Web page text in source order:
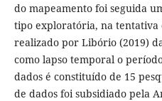
do mapeamento foi seguida
tipo exploratória, na
realizado por Libório (2019)
como lapso temporal o
dados é constituído de 15
de dados foi subsidiado pela